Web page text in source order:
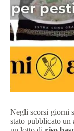
Negli scorsi giorni
stato pubblicato un